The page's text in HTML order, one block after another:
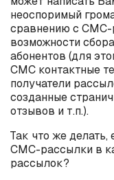
неоспоримый
сравнению с СМС-
возможности
абонентов (для
СМС контактные
получатели
созданные
отзывов и т.п.).
Так что же делать,
СМС-рассылки в
рассылок?